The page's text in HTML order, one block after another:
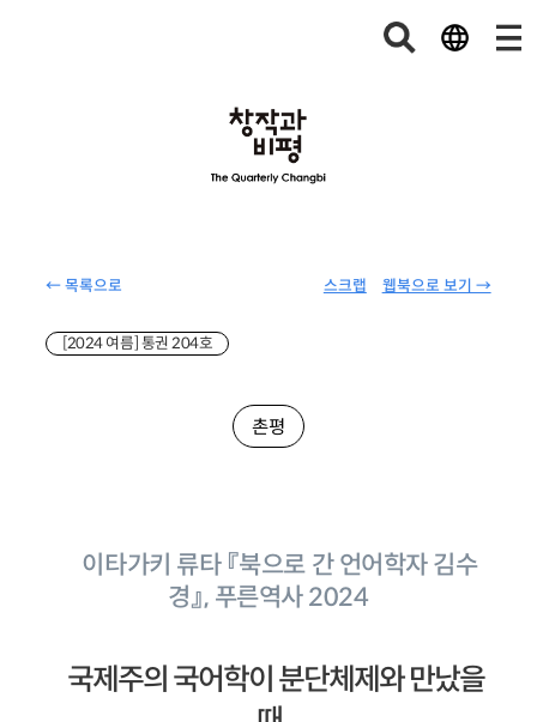
← 목록으로 웹북으로 보기 →
스크랩
[2024 여름] 통권 204호
촌평
이타가키 류타 『북으로 간 언어학자 김수
경』, 푸른역사 2024
국제주의 국어학이 분단체제와 만났을